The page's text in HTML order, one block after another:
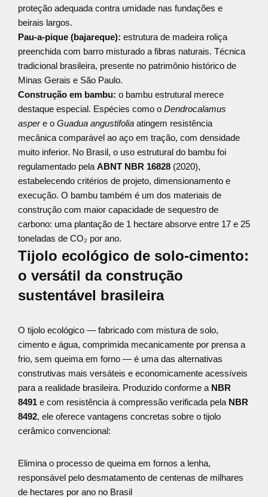
proteção adequada contra umidade nas fundações e
beirais largos.
Pau-a-pique (bajareque): estrutura de madeira roliça
preenchida com barro misturado a fibras naturais. Técnica
tradicional brasileira, presente no patrimônio histórico de
Minas Gerais e São Paulo.
Construção em bambu: o bambu estrutural merece
destaque especial. Espécies como o Dendrocalamus
aspere o Guadua angustifolia atingem resistência
mecânica comparável ao aço em tração, com densidade
muito inferior. No Brasil, o uso estrutural do bambu foi
regulamentado pela ABNT NBR 16828 (2020),
estabelecendo critérios de projeto, dimensionamento e
execução. O bambu também é um dos materiais de
construção com maior capacidade de sequestro de
carbono: uma plantação de 1 hectare absorve entre 17 e 25
toneladas de CO₂ por ano.
Tijolo ecológico de solo-cimento:
o versátil da construção
sustentável brasileira
O tijolo ecológico — fabricado com mistura de solo,
cimento e água, comprimida mecanicamente por prensa a
frio, sem queima em forno — é uma das alternativas
construtivas mais versáteis e economicamente acessíveis
para a realidade brasileira. Produzido conforme a NBR
8491 e com resistência à compressão verificada pela NBR
8492, ele oferece vantagens concretas sobre o tijolo
cerâmico convencional:
Elimina o processo de queima em fornos a lenha,
responsável pelo desmatamento de centenas de milhares
de hectares por ano no Brasil